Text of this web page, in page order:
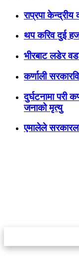
राप्रपा
थप करिव दुई
भीरबाट लडेर
कर्णाली
दुर्घटनामा परी
जनाको मृत्यु
एमालेले